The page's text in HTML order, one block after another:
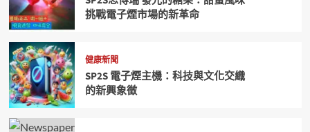
挑戰電子煙市場的新革命
健康新聞
SP2S 電子煙主機：科技與文化交織
的新興象徵